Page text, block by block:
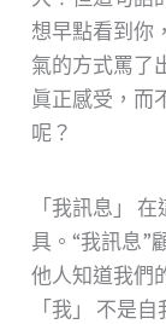
想早點看到你
氣的方式罵了
眞正感受，而
呢？
「我訊息」
具。“我訊息”
他人知道我們
「我」 不是